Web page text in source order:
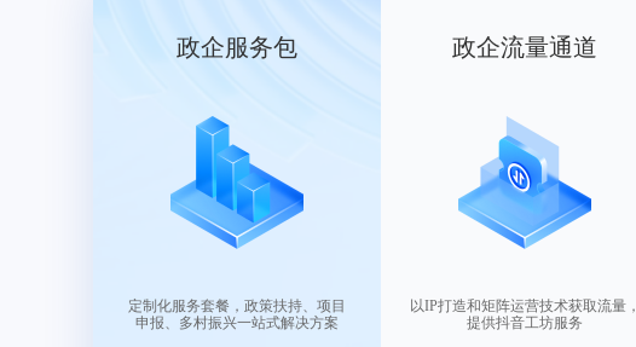
政企服务包
定制化服务套餐，政策扶持、项目
申报、多村振兴一站式解决方案
政企流量通道
以IP打造和矩阵运营技术获取流量，
提供抖音工坊服务
2.15字母组合-02